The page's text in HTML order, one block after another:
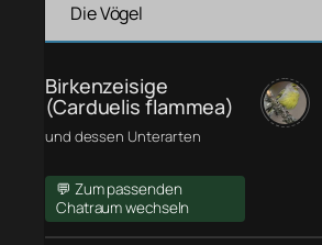
Die Vögel
Birkenzeisige
(Carduelis flammea)
und dessen Unterarten
💬 Zum passenden
Chatraum wechseln